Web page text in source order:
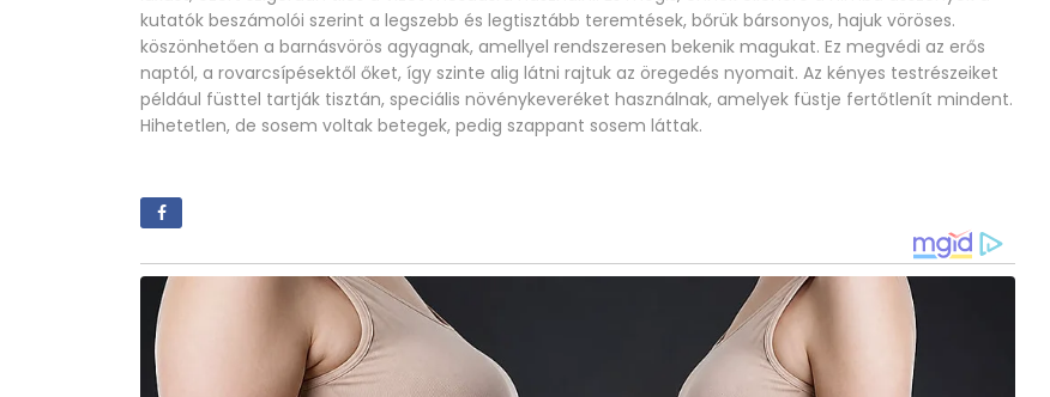
kutatók beszámolói szerint a legszebb és legtisztább teremtések, bőrük bársonyos, hajuk vöröses.
köszönhetően a barnásvörös agyagnak, amellyel rendszeresen bekenik magukat. Ez megvédi az erős
naptól, a rovarcsípésektől őket, így szinte alig látni rajtuk az öregedés nyomait. Az kényes testrészeiket
például füsttel tartják tisztán, speciális növénykeveréket használnak, amelyek füstje fertőtlenít mindent.
Hihetetlen, de sosem voltak betegek, pedig szappant sosem láttak.